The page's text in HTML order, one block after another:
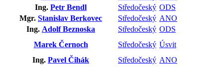
Ing. Petr Bendl Středočeský ODS
Mgr. Stanislav Berkovec Středočeský ANO
Ing. Adolf Beznoska Středočeský ODS
Marek Černoch
Středočeský Úsvit
Ing. Pavel Čihák Středočeský ANO